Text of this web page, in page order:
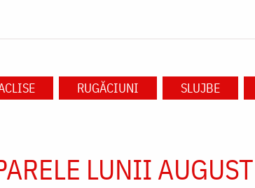
RUGĂCIUNI SLUJBE
LUNII AUGUST